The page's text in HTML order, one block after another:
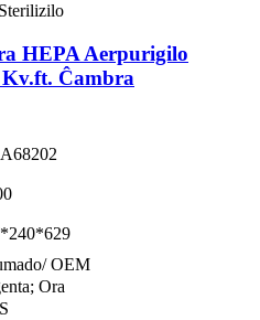
HEPA Aerpurigilo
Ĉambra
OEM
Ora